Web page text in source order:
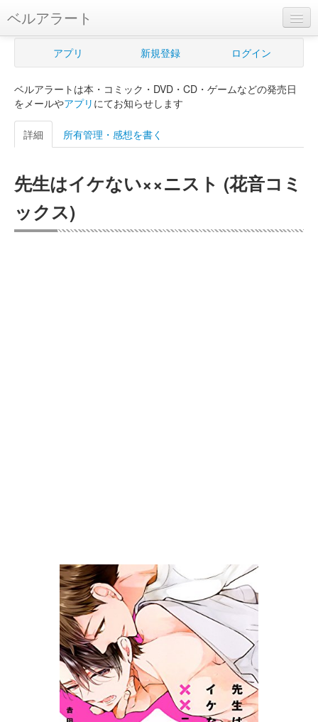
ベルアラート
ベルアラートとは
新規登録
ログイン
購入管理
Myシェルフ
アプリ 新規登録 ログイン
ベルアラートは本・コミック・DVD・CD・ゲームなどの発売日
をメールやアプリ にてお知らせします
詳細 所有管理・感想を書く
先生はイケない××ニスト (花音コミ
ックス)